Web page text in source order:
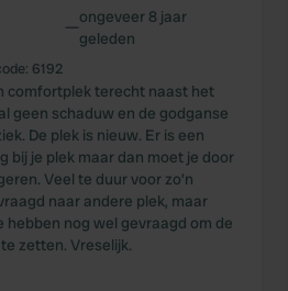
—ongeveer 8 jaar
geleden
6192
comfortplek terecht naast het
geen schaduw en de godganse
De plek is nieuw. Er is een
bij je plek maar dan moet je door
Veel te duur voor zo’n
naar andere plek, maar
hebben nog wel gevraagd om de
zetten. Vreselijk.